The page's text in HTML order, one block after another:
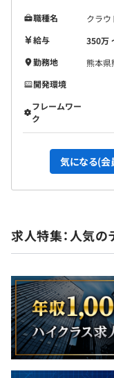
職種名
クラウ
給与
350万
勤務地
熊本県
開発環境
フレームワー
ク
気になる(会
求人特集：人気